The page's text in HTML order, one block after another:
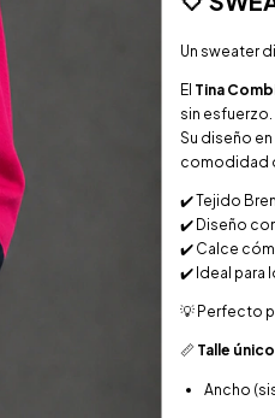
Un sweater
El Tina
sin esfuerzo.
Su diseño
comodidad
✔️ Tejido
✔️ Diseño
✔️ Calce
✔️ Ideal para
💡 Perfecto
📏 Talle único
Ancho